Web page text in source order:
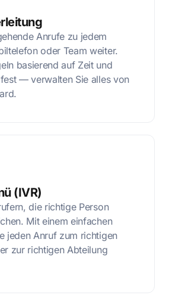
Anrufe zu jedem
oder Team weiter.
basierend auf Zeit und
— verwalten Sie alles von
(IVR)
die richtige Person
Mit einem einfachen
jeden Anruf zum richtigen
zur richtigen Abteilung